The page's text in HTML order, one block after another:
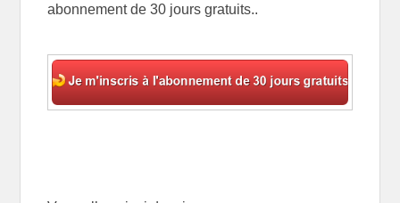
abonnement de 30 jours gratuits..